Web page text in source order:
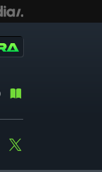
Youtube